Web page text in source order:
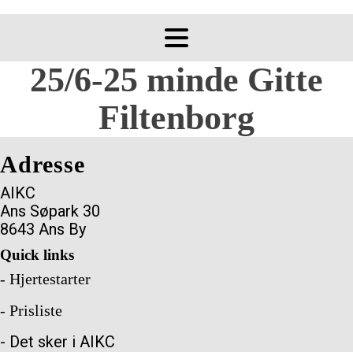
25/6-25 minde Gitte
Filtenborg
Adresse
AIKC
Ans Søpark 30
8643 Ans By
Quick links
- Hjertestarter
- Prisliste
- Det sker i AIKC